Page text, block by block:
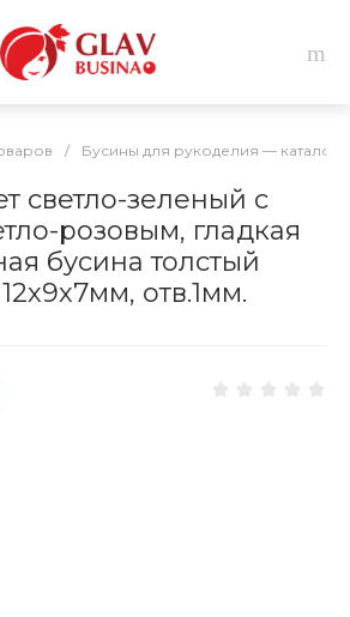
/ Бусины для рукоделия — каталог
светло-зеленый с
розовым, гладкая
бусина толстый
отв.1мм.